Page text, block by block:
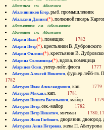
Абалешев см. Аболешев
Абалишников Егор, рыб. промышленник
Абалыхин Даниил(*), полковой писарь
Абальянинов см. Обольянинов
Абаляшев см. Аболешев
Абарин Иван(*), помещик 1782
Абарин Петр(*), крестьянин В.
Абарин Филипп(*), крестьянин В.
Абарина Соломонида(*), вдова, помещица
Абаринов Осип, унтер-лейт. флота 1777
Абатуров Алексей Никитич, фурьер лейб-
1782
Абатуров Иван Александрович, кап. 1779
Абатуров Михаил, кап. 1781
Абатуров Никита Васильевич, майор 1779
Абатуров Петр, сек.-майор 1782
Абатуров Петр Никитич, мичман 1780,
Абатуров Яков Глебович, дворянин,
Абатурова Анна Петровна, жена П.